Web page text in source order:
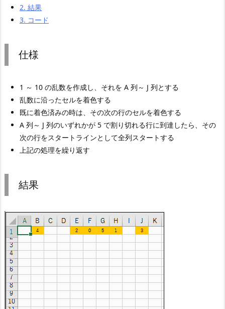
2. 結果
3. コード
仕様
1 ～ 10 の乱数を作成し、それを A 列～ J 列とする
乱数に沿ったセルを着色する
既に着色済みの時は、その次の行のセルを着色する
A 列～ J 列のいずれかが 5 で割り切れる行に到達したら、その
次の行をスタートラインとして全列スタートする
上記の処理を繰り返す
結果